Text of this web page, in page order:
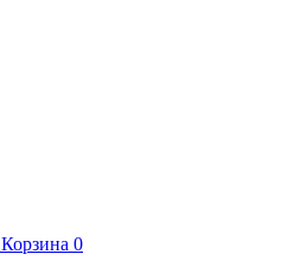
Корзина 0